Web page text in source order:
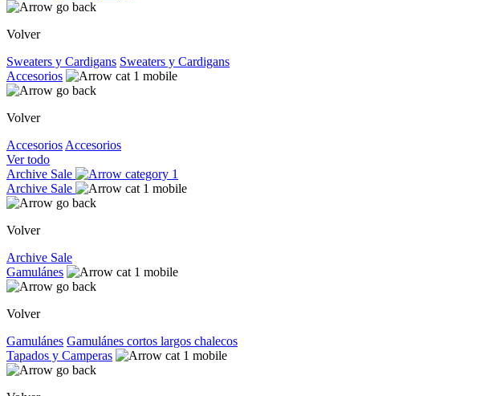
Volver
Sweaters y Cardigans Sweaters y Cardigans
Accesorios
Volver
Accesorios Accesorios
Ver todo
Archive Sale
Archive Sale
Volver
Archive Sale
Gamulánes
Volver
Gamulánes Gamulánes cortos largos chalecos
Tapados y Camperas